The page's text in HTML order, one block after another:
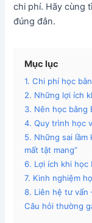
chi phí. Hãy cùng
đúng đắn.
Mục lục
1. Chi phí học
2. Những lợi ích
3. Nên học bằng
4. Quy trình học
5. Những sai lầm
mất tật mang”
6. Lợi ích khi học
7. Kinh nghiệm
8. Liên hệ tư vấn
Câu hỏi thường